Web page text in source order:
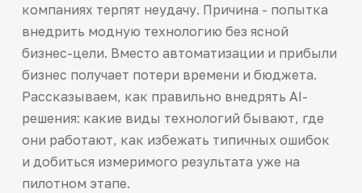
компаниях терпят неудачу. Причина - попытка
внедрить модную технологию без ясной
бизнес-цели. Вместо автоматизации и прибыли
бизнес получает потери времени и бюджета.
Рассказываем, как правильно внедрять AI-
решения: какие виды технологий бывают, где
они работают, как избежать типичных ошибок
и добиться измеримого результата уже на
пилотном этапе.